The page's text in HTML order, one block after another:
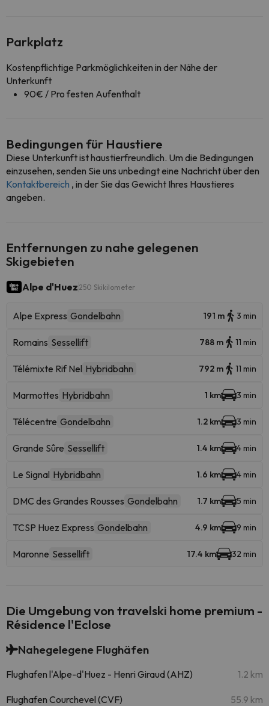
Parkplatz
Kostenpflichtige Parkmöglichkeiten in der Nähe der
Unterkunft
90€ / Pro festen Aufenthalt
Bedingungen für Haustiere
Diese Unterkunft ist haustierfreundlich. Um die Bedingungen
einzusehen, senden Sie uns unbedingt eine Nachricht über den
Kontaktbereich , in der Sie das Gewicht Ihres Haustieres
angeben.
Entfernungen zu nahe gelegenen
Skigebieten
Alpe d'Huez 250 Skikilometer
Alpe Express Gondelbahn 191 m 3 min
Romains Sessellift 788 m 11 min
Télémixte Rif Nel Hybridbahn 792 m 11 min
Marmottes Hybridbahn 1 km 3 min
Télécentre Gondelbahn 1.2 km 3 min
Grande Sûre Sessellift 1.4 km 4 min
Le Signal Hybridbahn 1.6 km 4 min
DMC des Grandes Rousses Gondelbahn 1.7 km 5 min
TCSP Huez Express Gondelbahn 4.9 km 9 min
Maronne Sessellift 17.4 km 32 min
Die Umgebung von travelski home premium -
Résidence l'Eclose
Nahegelegene Flughäfen
Flughafen l'Alpe-d'Huez - Henri Giraud (AHZ) 1.2 km
Flughafen Courchevel (CVF) 55.9 km